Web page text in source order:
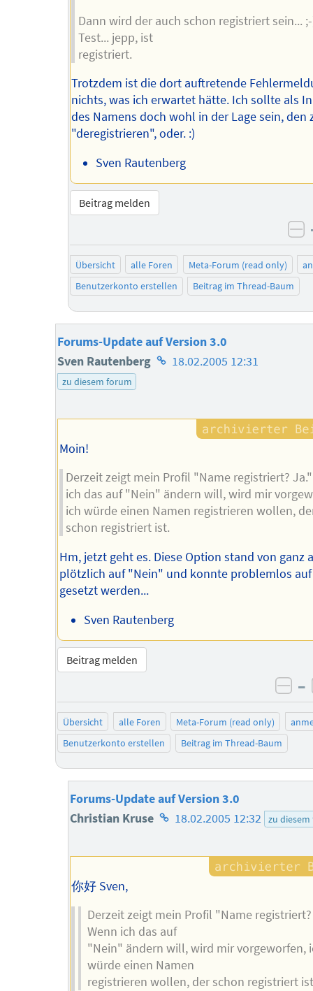
Dann wird der auch schon registriert sein...
Test... jepp, ist
registriert.
Trotzdem ist die dort auftretende
nichts, was ich erwartet hätte. Ich sollte als
des Namens doch wohl in der Lage sein, den
"deregistrieren", oder. :)
Sven Rautenberg
Beitrag melden
Übersicht alle Foren Meta-Forum (read only)
Benutzerkonto erstellen
Beitrag im Thread-Baum
Forums-Update auf Version 3.0
Sven Rautenberg Homepage
18.02.2005 12:31
zu diesem forum
Moin!
Derzeit zeigt mein Profil "Name registriert?
ich das auf "Nein" ändern will, wird mir
ich würde einen Namen registrieren wollen,
schon registriert ist.
Hm, jetzt geht es. Diese Option stand von ganz
plötzlich auf "Nein" und konnte problemlos
gesetzt werden...
Sven Rautenberg
Beitrag melden
–
Übersicht alle Foren Meta-Forum (read only)
Benutzerkonto erstellen
Beitrag im Thread-Baum
Forums-Update auf Version 3.0
Christian Kruse Homepage
Autors
18.02.2005 12:32 zu
你好 Sven,
Derzeit zeigt mein Profil "Name
Wenn ich das auf
"Nein" ändern will, wird mir vorgeworfen,
würde einen Namen
registrieren wollen, der schon registriert